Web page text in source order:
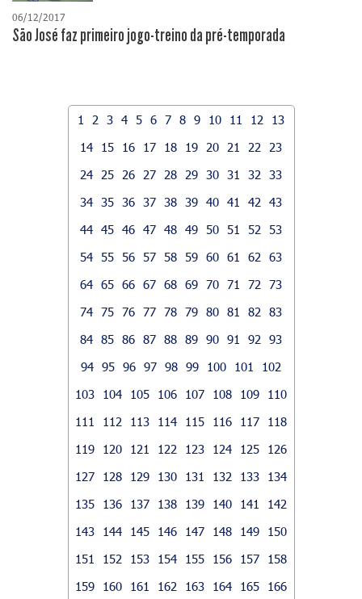
06/12/2017
São José faz primeiro jogo-treino da pré-temporada
1 2 3 4 5 6 7 8 9 10 11 12
13
14
15 16 17 18 19 20 21 22
23
24
25 26 27 28 29 30 31 32
33
34 35 36 37 38 39 40 41 42
43
44 45 46 47 48 49 50 51 52
53
54 55 56 57 58 59 60 61 62
63
64 65 66 67 68 69 70 71 72
73
74 75 76 77 78 79 80 81 82
83
84 85 86 87 88 89 90 91 92
93
94 95 96 97 98 99 100 101
102
103
104 105 106 107 108 109
110
111
112 113 114 115 116 117
118
119
120 121 122 123 124 125
126
127
128 129 130 131 132 133
134
135
136 137 138 139 140 141
142
143
144 145 146 147 148 149
150
151
152 153 154 155 156 157
158
159
160 161 162 163 164 165
166